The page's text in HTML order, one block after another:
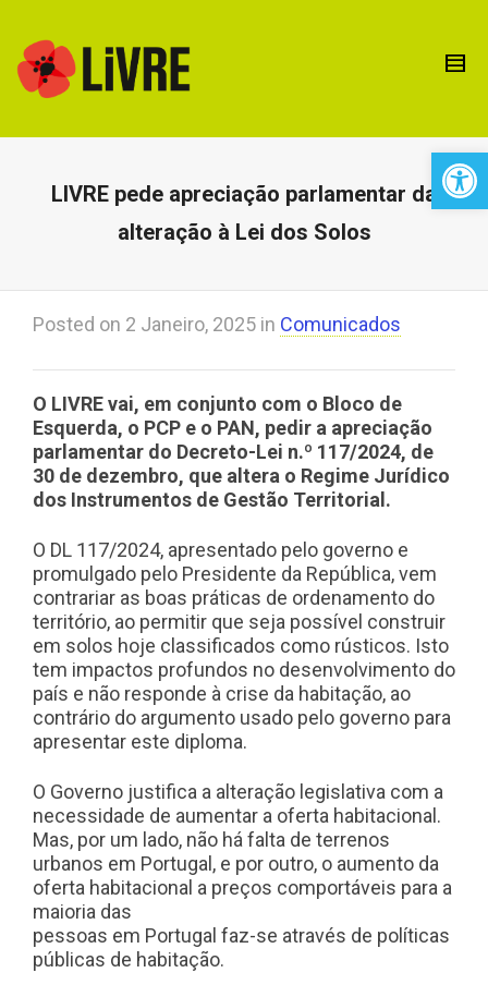
LIVRE pede apreciação parlamentar da
alteração à Lei dos Solos
Posted on 2 Janeiro, 2025 in Comunicados
O LIVRE vai, em conjunto com o Bloco de
Esquerda, o PCP e o PAN, pedir a apreciação
parlamentar do Decreto-Lei n.º 117/2024, de
30 de dezembro, que altera o Regime Jurídico
dos Instrumentos de Gestão Territorial.
O DL 117/2024, apresentado pelo governo e
promulgado pelo Presidente da República, vem
contrariar as boas práticas de ordenamento do
território, ao permitir que seja possível construir
em solos hoje classificados como rústicos. Isto
tem impactos profundos no desenvolvimento do
país e não responde à crise da habitação, ao
contrário do argumento usado pelo governo para
apresentar este diploma.
O Governo justifica a alteração legislativa com a
necessidade de aumentar a oferta habitacional.
Mas, por um lado, não há falta de terrenos
urbanos em Portugal, e por outro, o aumento da
oferta habitacional a preços comportáveis para a
maioria das
pessoas em Portugal faz-se através de políticas
públicas de habitação.